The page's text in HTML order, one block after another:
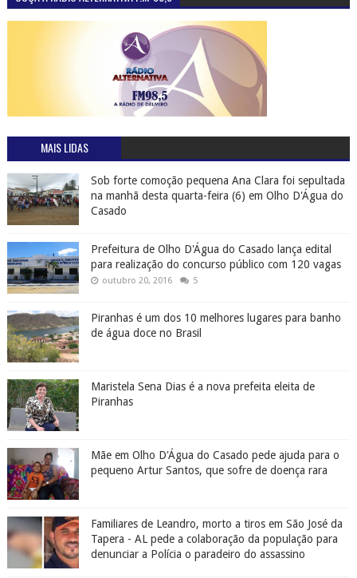
MAIS LIDAS
Sob forte comoção pequena Ana Clara foi sepultada
na manhã desta quarta-feira (6) em Olho D'Água do
Casado
Prefeitura de Olho D'Água do Casado lança edital
para realização do concurso público com 120 vagas
outubro 20, 2016 5
Piranhas é um dos 10 melhores lugares para banho
de água doce no Brasil
Maristela Sena Dias é a nova prefeita eleita de
Piranhas
Mãe em Olho D'Água do Casado pede ajuda para o
pequeno Artur Santos, que sofre de doença rara
Familiares de Leandro, morto a tiros em São José da
Tapera - AL pede a colaboração da população para
denunciar a Polícia o paradeiro do assassino